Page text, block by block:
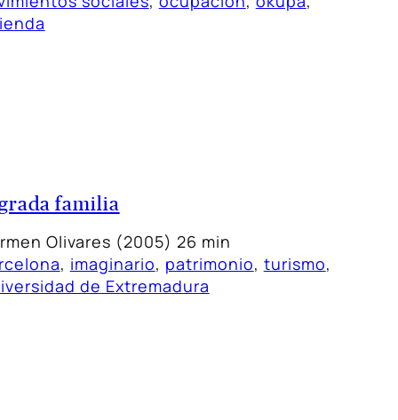
familia
Olivares (2005) 26 min
, imaginario, patrimonio, turismo
de Extremadura